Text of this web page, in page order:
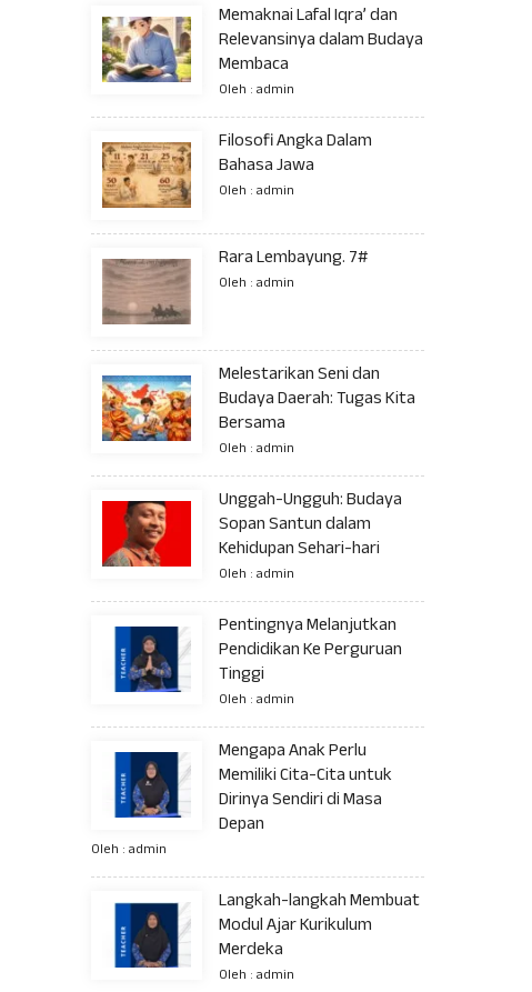
Memaknai Lafal Iqra’ dan
Relevansinya dalam Budaya
Membaca
Oleh : admin
Filosofi Angka Dalam
Bahasa Jawa
Oleh : admin
Rara Lembayung. 7#
Oleh : admin
Melestarikan Seni dan
Budaya Daerah: Tugas Kita
Bersama
Oleh : admin
Unggah-Ungguh: Budaya
Sopan Santun dalam
Kehidupan Sehari-hari
Oleh : admin
Pentingnya Melanjutkan
Pendidikan Ke Perguruan
Tinggi
Oleh : admin
Mengapa Anak Perlu
Memiliki Cita-Cita untuk
Dirinya Sendiri di Masa
Depan
Oleh : admin
Langkah-langkah Membuat
Modul Ajar Kurikulum
Merdeka
Oleh : admin